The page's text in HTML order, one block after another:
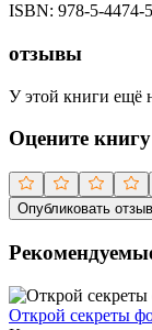
ISBN: 978-5-4474-
отзывы
У этой книги ещё
Оцените книгу
Опубликовать отзыв
Открой секреты